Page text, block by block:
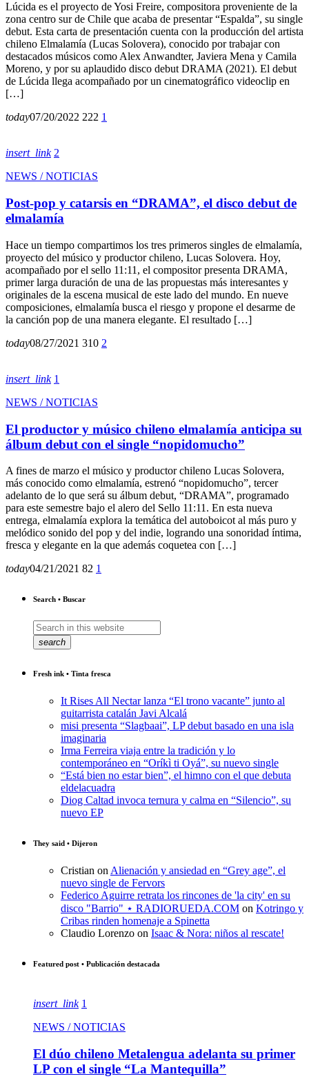
Lúcida es el proyecto de Yosi Freire, compositora proveniente de la
zona centro sur de Chile que acaba de presentar “Espalda”, su single
debut. Esta carta de presentación cuenta con la producción del artista
chileno Elmalamía (Lucas Solovera), conocido por trabajar con
destacados músicos como Alex Anwandter, Javiera Mena y Camila
Moreno, y por su aplaudido disco debut DRAMA (2021). El debut
de Lúcida llega acompañado por un cinematográfico videoclip en
[…]
today07/20/2022 222 1
insert_link 2
NEWS / NOTICIAS
Post-pop y catarsis en “DRAMA”, el disco debut de
elmalamía
Hace un tiempo compartimos los tres primeros singles de elmalamía,
proyecto del músico y productor chileno, Lucas Solovera. Hoy,
acompañado por el sello 11:11, el compositor presenta DRAMA,
primer larga duración de una de las propuestas más interesantes y
originales de la escena musical de este lado del mundo. En nueve
composiciones, elmalamía busca el riesgo y propone el desarme de
la canción pop de una manera elegante. El resultado […]
today08/27/2021 310 2
insert_link 1
NEWS / NOTICIAS
El productor y músico chileno elmalamía anticipa su
álbum debut con el single “nopidomucho”
A fines de marzo el músico y productor chileno Lucas Solovera,
más conocido como elmalamía, estrenó “nopidomucho”, tercer
adelanto de lo que será su álbum debut, “DRAMA”, programado
para este semestre bajo el alero del Sello 11:11. En esta nueva
entrega, elmalamía explora la temática del autoboicot al más puro y
melódico sonido del pop y del indie, logrando una sonoridad íntima,
fresca y elegante en la que además coquetea con […]
today04/21/2021 82 1
Search • Buscar
search
Fresh ink • Tinta fresca
It Rises All Nectar lanza “El trono vacante” junto al
guitarrista catalán Javi Alcalá
misi presenta “Slagbaai”, LP debut basado en una isla
imaginaria
Irma Ferreira viaja entre la tradición y lo
contemporáneo en “Oríkì ti Oyá”, su nuevo single
“Está bien no estar bien”, el himno con el que debuta
eldelacuadra
Diog Caltad invoca ternura y calma en “Silencio”, su
nuevo EP
They said • Dijeron
Cristian on Alienación y ansiedad en “Grey age”, el
nuevo single de Fervors
Federico Aguirre retrata los rincones de 'la city' en su
disco "Barrio" ⋆ RADIORUEDA.COM on Kotringo y
Cribas rinden homenaje a Spinetta
Claudio Lorenzo on Isaac & Nora: niños al rescate!
Featured post • Publicación destacada
insert_link 1
NEWS / NOTICIAS
El dúo chileno Metalengua adelanta su primer
LP con el single “La Mantequilla”